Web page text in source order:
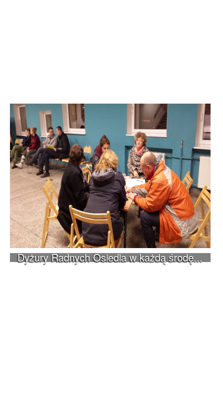
Dyżury Radnych Osiedla w każdą środę...